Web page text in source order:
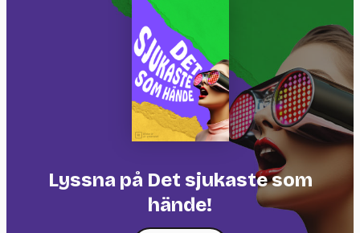
Lyssna på Det sjukaste som
hände!